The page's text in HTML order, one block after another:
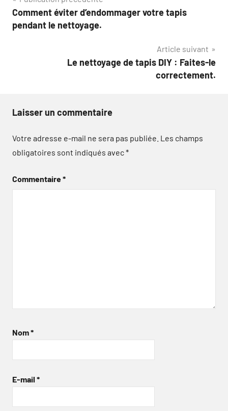
de
Comment éviter d’endommager votre tapis
pendant le nettoyage.
Article suivant
Le nettoyage de tapis DIY : Faites-le
correctement.
Laisser un commentaire
Votre adresse e-mail ne sera pas publiée. Les champs
obligatoires sont indiqués avec*
Commentaire*
Nom*
E-mail *